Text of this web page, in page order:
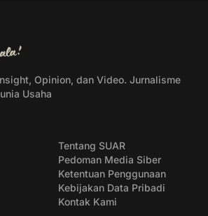
Opinion, dan Video. Jurnalisme
Usaha
Tentang SUAR
Pedoman Media Siber
Ketentuan Penggunaan
Kebijakan Data Pribadi
Kontak Kami